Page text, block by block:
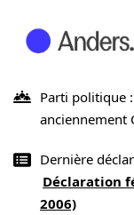
Parti politique :
anciennement
Dernière
Déclaration
2006)